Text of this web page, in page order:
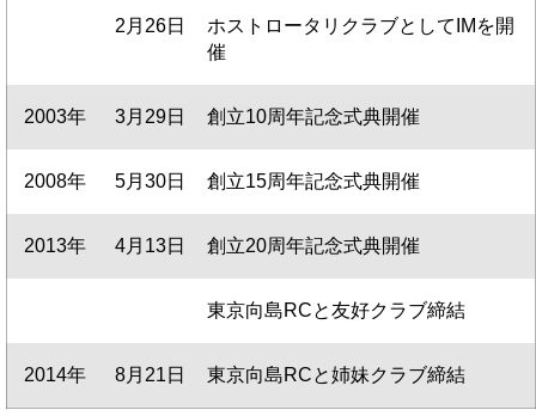
2月26日
ホストロータリクラブとしてIMを開
催
2003年 3月29日 創立10周年記念式典開催
2008年 5月30日 創立15周年記念式典開催
2013年 4月13日 創立20周年記念式典開催
東京向島RCと友好クラブ締結
2014年 8月21日 東京向島RCと姉妹クラブ締結